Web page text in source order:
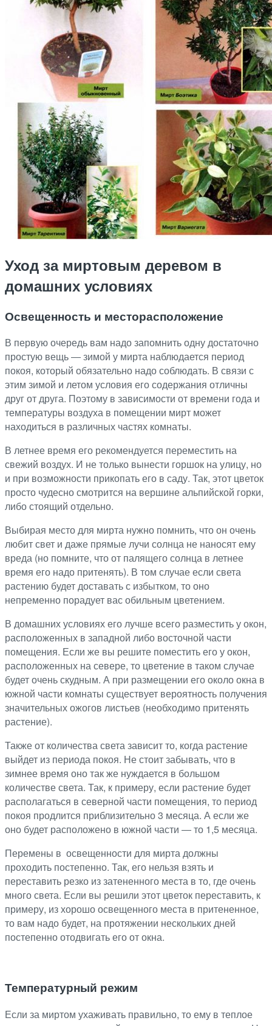
Уход за миртовым деревом в
домашних условиях
Освещенность и месторасположение
В первую очередь вам надо запомнить одну достаточно
простую вещь ― зимой у мирта наблюдается период
покоя, который обязательно надо соблюдать. В связи с
этим зимой и летом условия его содержания отличны
друг от друга. Поэтому в зависимости от времени года и
температуры воздуха в помещении мирт может
находиться в различных частях комнаты.
В летнее время его рекомендуется переместить на
свежий воздух. И не только вынести горшок на улицу, но
и при возможности прикопать его в саду. Так, этот цветок
просто чудесно смотрится на вершине альпийской горки,
либо стоящий отдельно.
Выбирая место для мирта нужно помнить, что он очень
любит свет и даже прямые лучи солнца не наносят ему
вреда (но помните, что от палящего солнца в летнее
время его надо притенять). В том случае если света
растению будет доставать с избытком, то оно
непременно порадует вас обильным цветением.
В домашних условиях его лучше всего разместить у окон,
расположенных в западной либо восточной части
помещения. Если же вы решите поместить его у окон,
расположенных на севере, то цветение в таком случае
будет очень скудным. А при размещении его около окна в
южной части комнаты существует вероятность получения
значительных ожогов листьев (необходимо притенять
растение).
Также от количества света зависит то, когда растение
выйдет из периода покоя. Не стоит забывать, что в
зимнее время оно так же нуждается в большом
количестве света. Так, к примеру, если растение будет
располагаться в северной части помещения, то период
покоя продлится приблизительно 3 месяца. А если же
оно будет расположено в южной части ― то 1,5 месяца.
Перемены в освещенности для мирта должны
проходить постепенно. Так, его нельзя взять и
переставить резко из затененного места в то, где очень
много света. Если вы решили этот цветок переставить, к
примеру, из хорошо освещенного места в притененное,
то вам надо будет, на протяжении нескольких дней
постепенно отодвигать его от окна.
Температурный режим
Если за миртом ухаживать правильно, то ему в теплое